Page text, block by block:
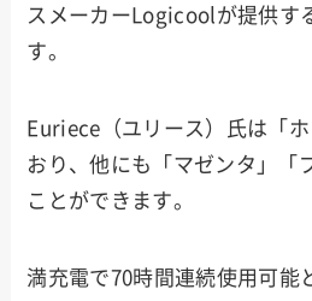
スメーカーLogicoolが提供す
す。
Euriece（ユリース）氏は「
おり、他にも「マゼンタ」「
ことができます。
満充電で70時間連続使用可能